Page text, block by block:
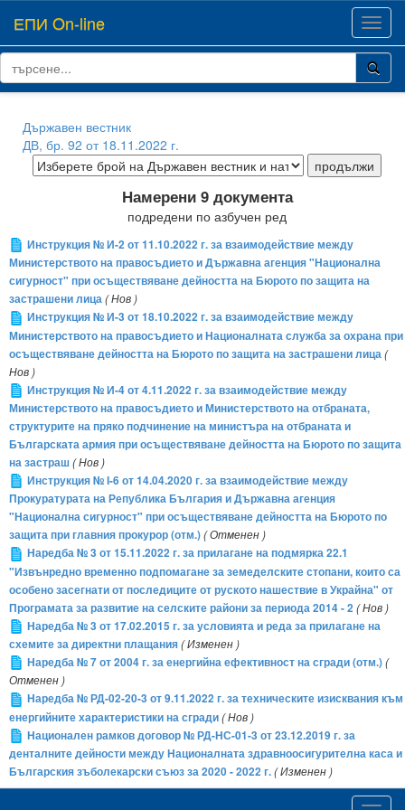
ЕПИ On-line
Държавен вестник
ДВ, бр. 92 от 18.11.2022 г.
Намерени 9 документа
подредени по азбучен ред
Инструкция № И-2 от 11.10.2022 г. за взаимодействие между
Министерството на правосъдието и Държавна агенция "Национална
сигурност" при осъществяване дейността на Бюрото по защита на
застрашени лица( Нов )
Инструкция № И-3 от 18.10.2022 г. за взаимодействие между
Министерството на правосъдието и Националната служба за охрана при
осъществяване дейността на Бюрото по защита на застрашени лица(
Нов )
Инструкция № И-4 от 4.11.2022 г. за взаимодействие между
Министерството на правосъдието и Министерството на отбраната,
структурите на пряко подчинение на министъра на отбраната и
Българската армия при осъществяване дейността на Бюрото по защита
на застраш( Нов )
Инструкция № І-6 от 14.04.2020 г. за взаимодействие между
Прокуратурата на Република България и Държавна агенция
"Национална сигурност" при осъществяване дейността на Бюрото по
защита при главния прокурор (отм.)( Отменен )
Наредба № 3 от 15.11.2022 г. за прилагане на подмярка 22.1
"Извънредно временно подпомагане за земеделските стопани, които са
особено засегнати от последиците от руското нашествие в Украйна" от
Програмата за развитие на селските райони за периода 2014 - 2 ( Нов )
Наредба № 3 от 17.02.2015 г. за условията и реда за прилагане на
схемите за директни плащания( Изменен )
Наредба № 7 от 2004 г. за енергийна ефективност на сгради (отм.)(
Отменен )
Наредба № РД-02-20-3 от 9.11.2022 г. за техническите изисквания към
енергийните характеристики на сгради( Нов )
Национален рамков договор № РД-НС-01-3 от 23.12.2019 г. за
денталните дейности между Националната здравноосигурителна каса и
Българския зъболекарски съюз за 2020 - 2022 г.( Изменен )